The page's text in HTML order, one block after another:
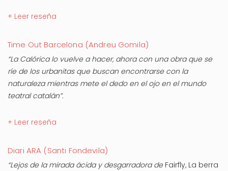
+ Leer reseña
Time Out Barcelona (Andreu Gomila)
“La Calórica lo vuelve a hacer, ahora con una obra que se
ríe de los urbanitas que buscan encontrarse con la
naturaleza mientras mete el dedo en el ojo en el mundo
teatral catalán”.
+ Leer reseña
Diari ARA (Santi Fondevila)
“Lejos de la mirada ácida y desgarradora de Fairfly, La berra